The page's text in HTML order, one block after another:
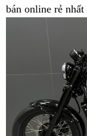
Cẩm
42
bán online rẻ